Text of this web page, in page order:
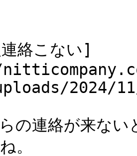
絡こない]
2024/
の連絡が来な
。